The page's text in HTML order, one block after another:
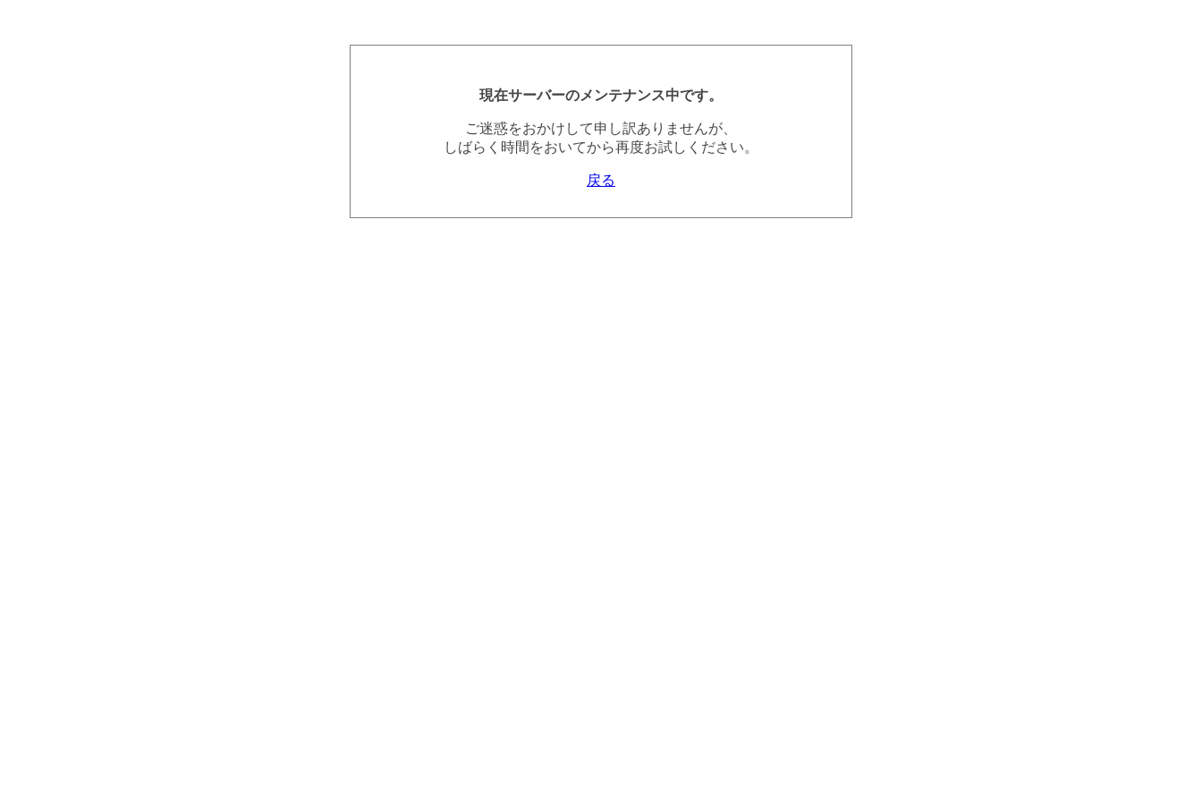
現在サーバーのメンテナンス中です。
ご迷惑をおかけして申し訳ありませんが、
しばらく時間をおいてから再度お試しください。
戻る